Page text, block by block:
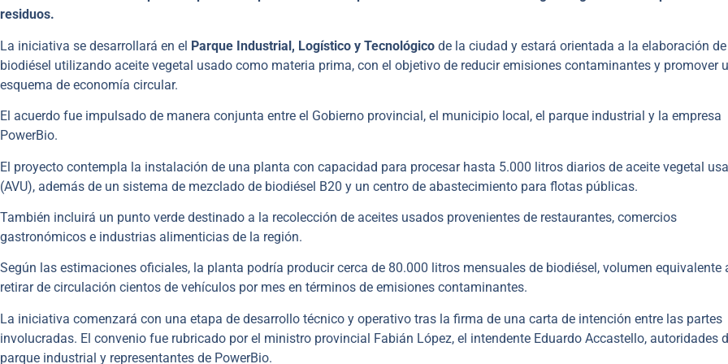
residuos.
La iniciativa se desarrollará en el Parque Industrial, Logístico y Tecnológico de la ciudad y estará orientada a la elaboración de
biodiésel utilizando aceite vegetal usado como materia prima, con el objetivo de reducir emisiones contaminantes y promover
esquema de economía circular.
El acuerdo fue impulsado de manera conjunta entre el Gobierno provincial, el municipio local, el parque industrial y la empresa
PowerBio.
El proyecto contempla la instalación de una planta con capacidad para procesar hasta 5.000 litros diarios de aceite vegetal
(AVU), además de un sistema de mezclado de biodiésel B20 y un centro de abastecimiento para flotas públicas.
También incluirá un punto verde destinado a la recolección de aceites usados provenientes de restaurantes, comercios
gastronómicos e industrias alimenticias de la región.
Según las estimaciones oficiales, la planta podría producir cerca de 80.000 litros mensuales de biodiésel, volumen equivalente
retirar de circulación cientos de vehículos por mes en términos de emisiones contaminantes.
La iniciativa comenzará con una etapa de desarrollo técnico y operativo tras la firma de una carta de intención entre las partes
involucradas. El convenio fue rubricado por el ministro provincial Fabián López, el intendente Eduardo Accastello, autoridades
parque industrial y representantes de PowerBio.